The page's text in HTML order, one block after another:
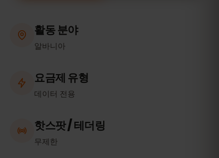
활동 분야
알바니아
요금제 유형
데이터 전용
핫스팟 / 테더링
무제한